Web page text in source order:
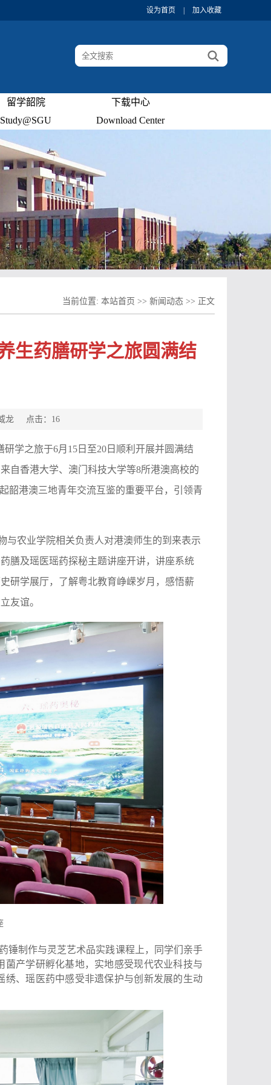
设为首页 加入收藏
留学韶院
Study@SGU
下载中心
Download Center
当前位置: 本站首页 >> 新闻动态 >> 正文
生药膳研学之旅圆满结
龙 点击： 16
学之旅于6月15日至20日顺利开展并圆满结
自香港大学、澳门科技大学等8所港澳高校的
韶港澳三地青年交流互鉴的重要平台，引领青
与农业学院相关负责人对港澳师生的到来表示
膳及瑶医瑶药探秘主题讲座开讲，讲座系统
研学展厅，了解粤北教育峥嵘岁月，感悟薪
友谊。
锤制作与灵芝艺术品实践课程上，同学们亲手
产学研孵化基地，实地感受现代农业科技与
、瑶医药中感受非遗保护与创新发展的生动